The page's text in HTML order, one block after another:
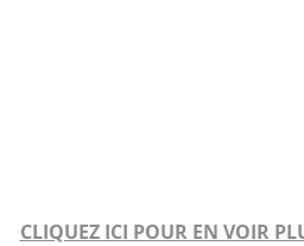
CLIQUEZ ICI POUR EN VOIR